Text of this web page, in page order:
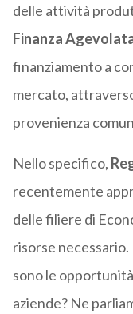
delle attività
Finanza
finanziamento a
mercato,
provenienza
Nello specifico,
recentemente
delle filiere di
risorse necessario.
sono le
aziende? Ne